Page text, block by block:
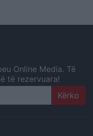
Online Media. Të
të rezervuara!